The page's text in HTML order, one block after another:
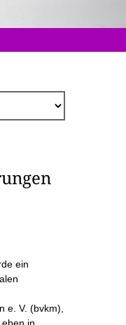
ein
e. V. (bvkm),